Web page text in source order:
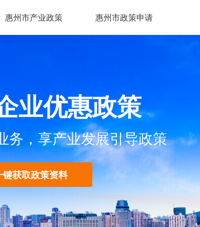
惠州市产业政策 惠州市政策申请
业优惠政策
务，享产业发展引导政策
键获取政策资料